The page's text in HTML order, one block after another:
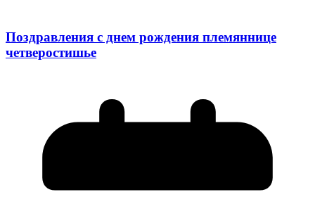
Поздравления с днем рождения племяннице
четверостишье